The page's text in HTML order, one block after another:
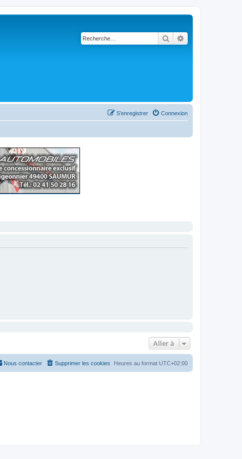
Rechercher
Connexion
S’enregistrer
Aller à
Heures au format UTC+02:00
Supprimer les cookies
Nous contacter